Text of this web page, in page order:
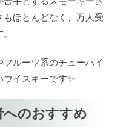
ほとんどなく、万人受
ルーツ系のチューハイ
イスキーです✨
へのおすすめ